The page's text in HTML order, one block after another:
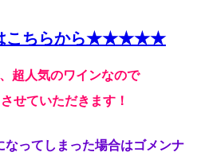
こちらから★★★★★
超人気のワインなので
せていただきます！
なってしまった場合はゴメンナ